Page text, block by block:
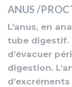
ANUS /
L’anus, en
tube digestif.
d’évacuer
digestion.